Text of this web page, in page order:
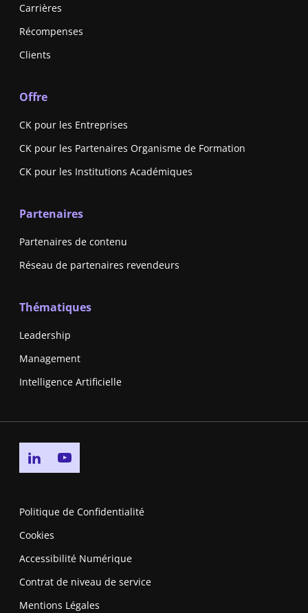
Carrières
Récompenses
Clients
Offre
CK pour les Entreprises
CK pour les Partenaires Organisme de Formation
CK pour les Institutions Académiques
Partenaires
Partenaires de contenu
Réseau de partenaires revendeurs
Thématiques
Leadership
Management
Intelligence Artificielle
Go to linkedin page
Politique de Confidentialité
Cookies
Accessibilité Numérique
Contrat de niveau de service
Mentions Légales